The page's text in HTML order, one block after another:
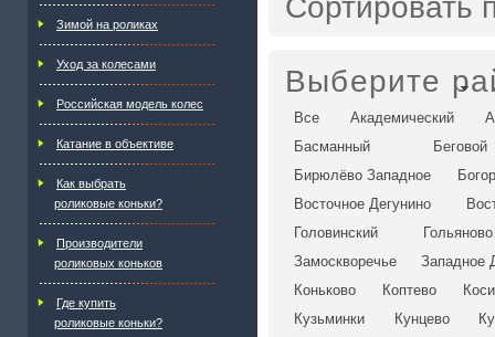
Зимой на роликах
Уход за колесами
Российская модель колес
Катание в объективе
Как выбрать
роликовые коньки?
Производители
роликовых коньков
Где купить
роликовые коньки?
Выберите
Все Академический
Басманный
Беговой
Бирюлёво Западное
Восточное Дегунино
Головинский
Гольяново
Замоскворечье
Западное
Коньково
Коптево
Кузьминки
Кунцево